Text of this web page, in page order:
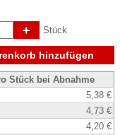
+ Stück
hinzufügen
Stück bei Abnahme
5,38 €
4,73 €
4,20 €